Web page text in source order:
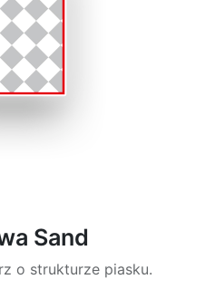
Sand
o strukturze piasku.